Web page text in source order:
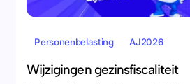
Personenbelasting AJ2026
Wijzigingen gezinsfiscaliteit